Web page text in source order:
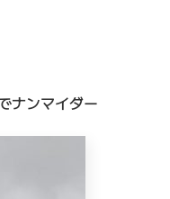
ナンマイダー